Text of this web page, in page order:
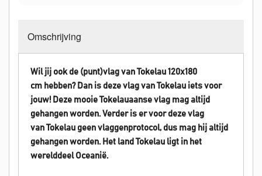
Omschrijving
Wil jij ook de (punt)vlag van Tokelau 120x180
cm hebben? Dan is deze vlag van Tokelau iets voor
jouw! Deze mooie Tokelauaanse vlag mag altijd
gehangen worden. Verder is er voor deze vlag
van Tokelau geen vlaggenprotocol, dus mag hij altijd
gehangen worden. Het land Tokelau ligt in het
werelddeel Oceanië.